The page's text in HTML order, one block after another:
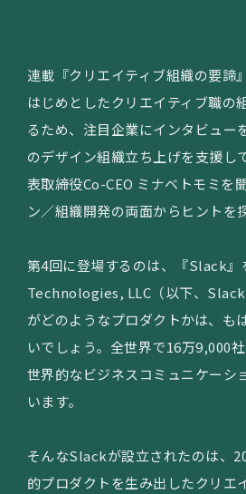
連載『クリエイティブ組織の要諦
はじめとしたクリエイティブ職の
るため、注目企業にインタビュー
のデザイン組織立ち上げを支援し
表取締役Co-CEO ミナベトモミを
ン／組織開発の両面からヒントを
第4回に登場するのは、『Slack
Technologies, LLC（以下、Slack
がどのようなプロダクトかは、も
いでしょう。全世界で16万9,000
世界的なビジネスコミュニケーシ
います。
そんなSlackが設立されたのは、
的プロダクトを生み出したクリエ